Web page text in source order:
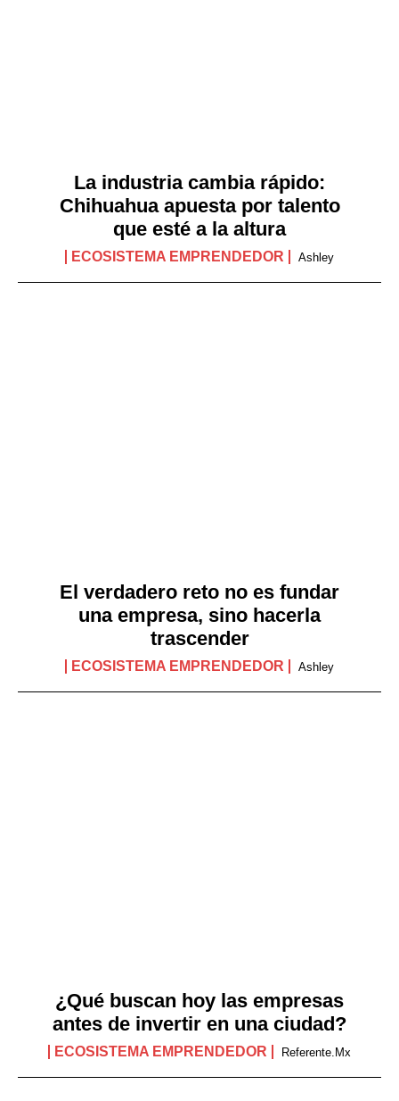
La industria cambia rápido:
Chihuahua apuesta por talento
que esté a la altura
ECOSISTEMA EMPRENDEDOR Ashley
El verdadero reto no es fundar
una empresa, sino hacerla
trascender
ECOSISTEMA EMPRENDEDOR Ashley
¿Qué buscan hoy las empresas
antes de invertir en una ciudad?
ECOSISTEMA EMPRENDEDOR Referente.mx